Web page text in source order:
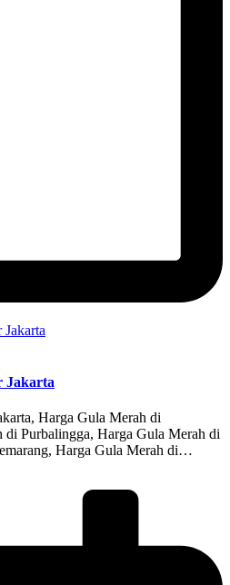
Jakarta
Harga Gula Merah di
di Purbalingga, Harga Gula Merah di
Harga Gula Merah di…